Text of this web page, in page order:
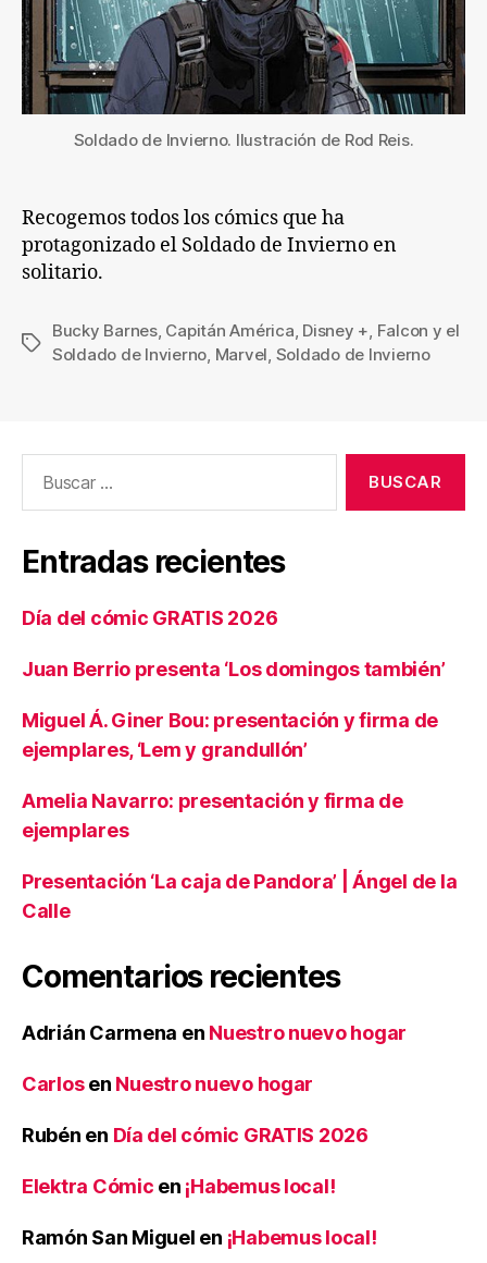
Soldado de Invierno. Ilustración de Rod Reis.
Recogemos todos los cómics que ha
protagonizado el Soldado de Invierno en
solitario.
Etiquetas
Bucky Barnes, Capitán América, Disney +, Falcon y el
Soldado de Invierno, Marvel, Soldado de Invierno
Entradas recientes
Día del cómic GRATIS 2026
Juan Berrio presenta ‘Los domingos también’
Miguel Á. Giner Bou: presentación y firma de
ejemplares, ‘Lem y grandullón’
Amelia Navarro: presentación y firma de
ejemplares
Presentación ‘La caja de Pandora’ | Ángel de la
Calle
Comentarios recientes
Adrián Carmena en Nuestro nuevo hogar
Carlosen Nuestro nuevo hogar
Rubén en Día del cómic GRATIS 2026
Elektra Cómic en ¡Habemus local!
Ramón San Miguel en ¡Habemus local!